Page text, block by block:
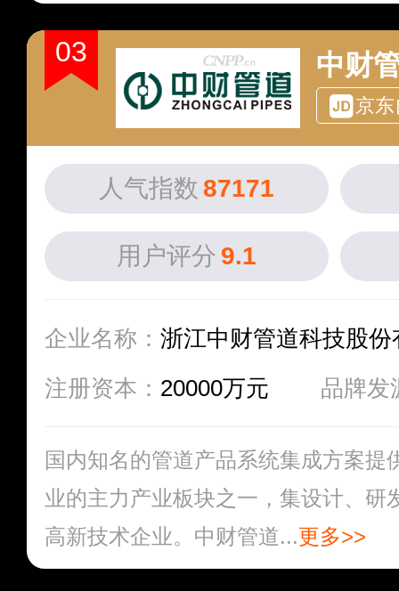
03 中财
京
人气指数 87171
用户评分 9.1
企业名称： 浙江中财管道科技股份
注册资本： 20000万元 品牌发
国内知名的管道产品系统集成方案提
业的主力产业板块之一，集设计、研
高新技术企业。中财管道...更多>>